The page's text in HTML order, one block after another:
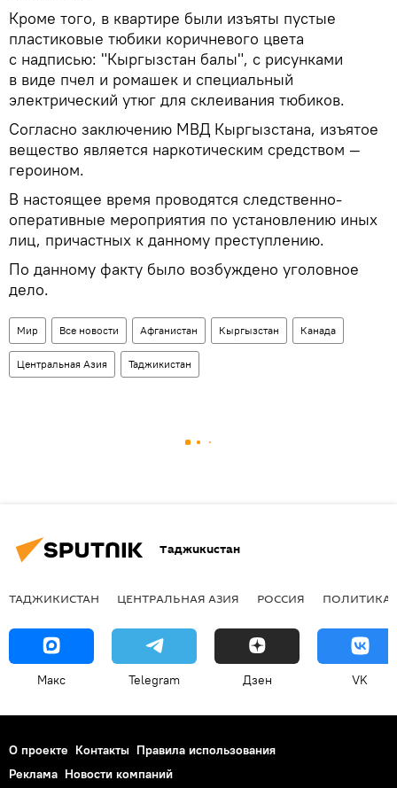
Кроме того, в квартире были изъяты пустые
пластиковые тюбики коричневого цвета
с надписью: "Кыргызстан балы", с рисунками
в виде пчел и ромашек и специальный
электрический утюг для склеивания тюбиков.
Согласно заключению МВД Кыргызстана, изъятое
вещество является наркотическим средством —
героином.
В настоящее время проводятся следственно-
оперативные мероприятия по установлению иных
лиц, причастных к данному преступлению.
По данному факту было возбуждено уголовное
дело.
Мир Все новости Афганистан Кыргызстан Канада
Центральная Азия Таджикистан
Таджикистан
ТАДЖИКИСТАН ЦЕНТРАЛЬНАЯ АЗИЯ РОССИЯ ПОЛИТИКА
Макс Telegram Дзен VK
О проекте Контакты Правила использования
Реклама Новости компаний